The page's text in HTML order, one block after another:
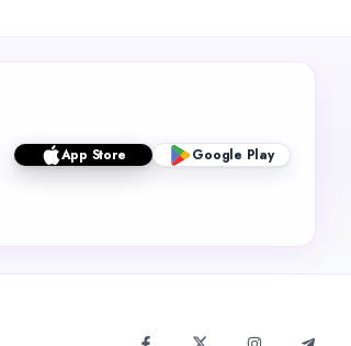
App Store Google Play